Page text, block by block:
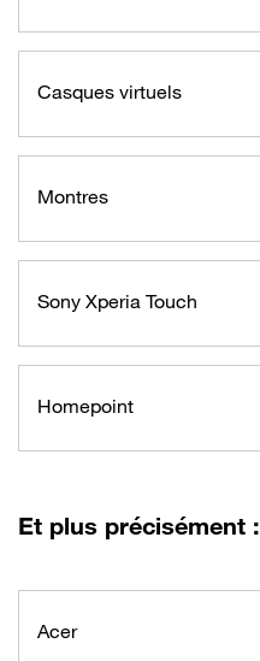
Casques virtuels
Montres
Sony Xperia Touch
Homepoint
Et plus précisément :
Acer